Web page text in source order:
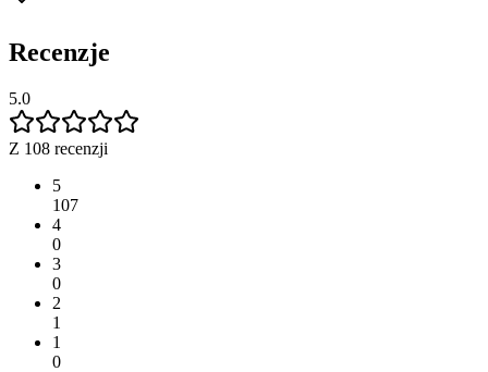
Recenzje
5.0
Z 108 recenzji
5
107
4
0
3
0
2
1
1
0